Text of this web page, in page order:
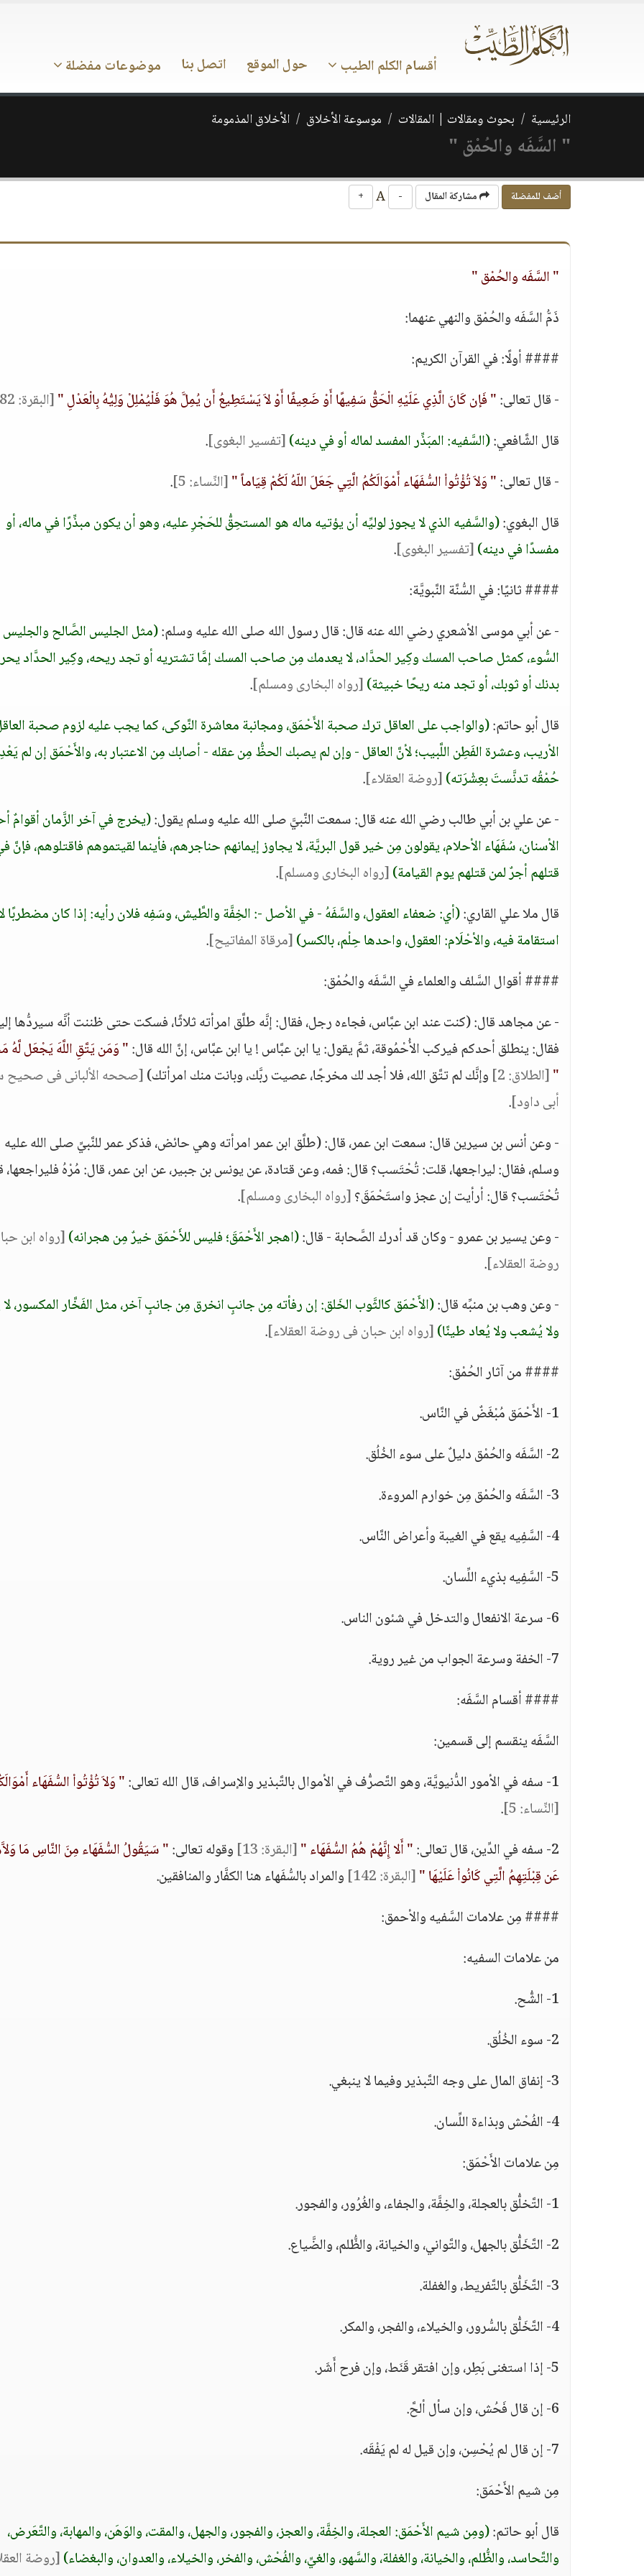
أقسام الكلم الطيب حول الموقع اتصل بنا موضوعات مفضلة
الرئيسية بحوث ومقالات | المقالات موسوعة الأخلاق الأخلاق المذمومة
" السَّفَه والحُمْق "
أضف للمفضلة مشاركة المقال -
+
" السَّفَه والحُمْق "
ذَمُّ السَّفَه والحُمْق والنهي عنهما:
#### أولًا: في القرآن الكريم:
- قال تعالى:" فَإن كَانَ الَّذِي عَلَيْهِ الْحَقُّ سَفِيهًا أَوْ ضَعِيفًا أَوْ لاَ يَسْتَطِيعُ أَن يُمِلَّ هُوَ فَلْيُمْلِلْ وَلِيُّهُ بِالْعَدْلِ "[البقرة: 282]
قال الشَّافعي:(السَّفيه: المبَذِّر المفسد لماله أو في دينه)[تفسير البغوى].
- قال تعالى:" وَلاَ تُؤْتُواْ السُّفَهَاء أَمْوَالَكُمُ الَّتِي جَعَلَ اللّهُ لَكُمْ قِيَاماً "[النِّساء: 5]
.
قال البغوي:(والسَّفيه الذي لا يجوز لوليِّه أن يؤتيه ماله هو المستحِقُّ للحَجْرِ عليه، وهو أن يكون مبذِّرًا في ماله، أو
مفسدًا في دينه)[تفسير البغوى].
#### ثانيًا: في السُّنَّة النَّبويَّة:
- عن أبي موسى الأشعري رضي الله عنه قال: قال رسول الله صلى الله عليه وسلم:(مثل الجليس الصَّالح والجليس
السُّوء، كمثل صاحب المسك وكِير الحدَّاد، لا يعدمك مِن صاحب المسك إمَّا تشتريه أو تجد ريحه، وكِير الحدَّاد
بدنك أو ثوبك، أو تجد منه ريحًا خبيثة)[رواه البخارى ومسلم].
قال أبو حاتم:(والواجب على العاقل ترك صحبة الأَحْمَق، ومجانبة معاشرة النَّوكى، كما يجب عليه لزوم صحبة
الأريب، وعشرة الفَطِن اللَّبيب؛ لأنَّ العاقل - وإن لم يصبك الحظُّ مِن عقله - أصابك مِن الاعتبار به، والأَحْمَق إن لم
حُمْقُه تدنَّستَ بعِشْرَته)[روضة العقلاء].
- عن علي بن أبي طالب رضي الله عنه قال: سمعت النَّبيَّ صلى الله عليه وسلم يقول:(يخرج في آخر الزَّمان أقوامٌ
الأسنان، سُفَهَاء الأحلام، يقولون مِن خير قول البريَّة، لا يجاوز إيمانهم حناجرهم، فأينما لقيتموهم فاقتلوهم، فإنَّ
قتلهم أجرٌ لمن قتلهم يوم القيامة)[رواه البخارى ومسلم].
قال ملا علي القاري:(أي: ضعفاء العقول، والسَّفَهُ - في الأصل -: الخِفَّة والطَّيش، وسَفِه فلان رأيه: إذا كان مضطربًا
استقامة فيه، والأحْلَام: العقول، واحدها حِلْم، بالكسر)[مرقاة المفاتيح].
#### أقوال السَّلف والعلماء في السَّفَه والحُمْق:
- عن مجاهد قال: (كنت عند ابن عبَّاس، فجاءه رجل، فقال: إنَّه طلَّق امرأته ثلاثًا، فسكت حتى ظننت أنَّه سيردُّها
فقال: ينطلق أحدكم فيركب الأُحْمُوقة، ثمَّ يقول: يا ابن عبَّاس ! يا ابن عبَّاس، إنَّ الله قال:" وَمَن يَتَّقِ اللَّهَ يَجْعَل لَّهُ
"[الطلاق: 2] وإنَّك لم تتَّق الله، فلا أجد لك مخرجًا، عصيت ربَّك، وبانت منك امرأتك)[صححه الألبانى فى صحيح
أبى داود].
- وعن أنس بن سيرين قال: سمعت ابن عمر، قال: (طلَّق ابن عمر امرأته وهي حائض، فذكر عمر للنَّبيِّ صلى الله عليه
وسلم، فقال: ليراجعها، قلت: تُحْتَسب؟ قال: فمه، وعن قتادة، عن يونس بن جبير، عن ابن عمر، قال: مُرْهُ
تُحْتَسب؟ قال: أرأيت إن عجز واستَحْمَقَ؟[رواه البخارى ومسلم].
- وعن يسير بن عمرو - وكان قد أدرك الصَّحابة - قال:(اهجر الأَحْمَقَ؛ فليس للأَحْمَق خيرٌ مِن هجرانه)[رواه ابن
روضة العقلاء].
- وعن وهب بن منبِّه قال:(الأَحْمَق كالثَّوب الخَلق: إن رفأته مِن جانبٍ انخرق مِن جانبٍ آخر، مثل الفَخَّار المكسور،
ولا يُشعب ولا يُعاد طينًا)[رواه ابن حبان فى روضة العقلاء].
#### من آثار الحُمْق:
1- الأَحْمَق مُبْغَضٌ في النَّاس.
2- السَّفَه والحُمْق دليلٌ على سوء الخُلُق.
3- السَّفَه والحُمْق مِن خوارم المروءة.
4- السَّفِيه يقع في الغيبة وأعراض النَّاس.
5- السَّفِيه بذيء اللِّسان.
6- سرعة الانفعال والتدخل في شئون الناس.
7- الخفة وسرعة الجواب من غير روية.
#### أقسام السَّفَه:
السَّفَه ينقسم إلى قسمين:
1- سفه في الأمور الدُّنيويَّة، وهو التَّصرُّف في الأموال بالتَّبذير والإسراف، قال الله تعالى:
" وَلاَ تُؤْتُواْ السُّفَهَاء
[النِّساء: 5]
.
2- سفه في الدِّين، قال تعالى:
" أَلا إِنَّهُمْ هُمُ السُّفَهَاء "[البقرة: 13] وقوله تعالى:" سَيَقُولُ السُّفَهَاء مِنَ النَّاسِ مَا
عَن قِبْلَتِهِمُ الَّتِي كَانُواْ عَلَيْهَا "[البقرة: 142]
والمراد بالسُّفَهاء هنا الكفَّار والمنافقين.
#### مِن علامات السَّفيه والأحمق:
من علامات السفيه:
1- الشُّح.
2- سوء الخُلُق.
3- إنفاق المال على وجه التَّبذير وفيما لا ينبغي.
4- الفُحْش وبذاءة اللِّسان.
مِن علامات الأَحْمَق:
1- التَّخلُّق بالعجلة، والخِفَّة، والجفاء، والغُرُور، والفجور.
2- التَّخَلُّق بالجهل، والتَّواني، والخيانة، والظُّلم، والضَّياع.
3- التَّخَلُّق بالتَّفريط، والغفلة.
4- التَّخَلُّق بالسُّرور، والخيلاء، والفجر، والمكر.
5- إذا استغنى بَطِر، وإن افتقر قَنَط، وإن فرح أَشَر.
6- إن قال فَحُش، وإن سأل ألحَّ.
7- إن قال لم يُحْسِن، وإن قيل له لم يَفْقَه.
مِن شيم الأَحْمَق:
قال أبو حاتم:(ومِن شيم الأَحْمَق: العجلة، والخِفَّة، والعجز، والفجور، والجهل، والمقت، والوَهَن، والمهابة، والتَّعَرض،
والتَّحاسد، والظُّلم، والخيانة، والغفلة، والسَّهو، والغيِّ، والفُحْش، والفخر، والخيلاء، والعدوان، والبغضاء)[روضة